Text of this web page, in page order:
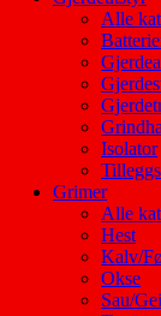
Alle
Isolator
Grimer
Alle
Hest
Kalv/
Okse
Sau/